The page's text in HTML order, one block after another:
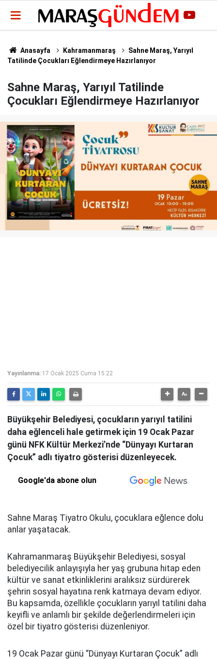
Anasayfa Kahramanmaraş
Sahne Maraş, Yarıyıl
Tatilinde Çocukları Eğlendirmeye Hazırlanıyor
Sahne Maraş, Yarıyıl Tatilinde
Çocukları Eğlendirmeye Hazırlanıyor
Yayınlanma: 17 Ocak 2025 Cuma 15:22
Büyükşehir Belediyesi, çocukların yarıyıl tatilini
daha eğlenceli hale getirmek için 19 Ocak Pazar
günü NFK Kültür Merkezi’nde “Dünyayı Kurtaran
Çocuk” adlı tiyatro gösterisi düzenleyecek.
Google'da abone olun
Sahne Maraş Tiyatro Okulu, çocuklara eğlence dolu
anlar yaşatacak.
Kahramanmaraş Büyükşehir Belediyesi, sosyal
belediyecilik anlayışıyla her yaş grubuna hitap eden
kültür ve sanat etkinliklerini aralıksız sürdürerek
şehrin sosyal hayatına renk katmaya devam ediyor.
Bu kapsamda, özellikle çocukların yarıyıl tatilini daha
keyifli ve anlamlı bir şekilde değerlendirmeleri için
özel bir tiyatro gösterisi düzenleniyor.
19 Ocak Pazar günü “Dünyayı Kurtaran Çocuk” adlı